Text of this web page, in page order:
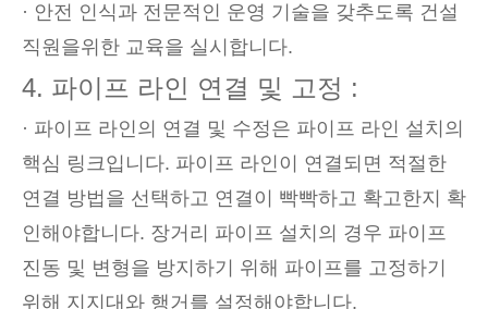
· 안전 인식과 전문적인 운영 기술을 갖추도록 건설
직원을위한 교육을 실시합니다.
4. 파이프 라인 연결 및 고정 :
· 파이프 라인의 연결 및 수정은 파이프 라인 설치의
핵심 링크입니다. 파이프 라인이 연결되면 적절한
연결 방법을 선택하고 연결이 빡빡하고 확고한지 확
인해야합니다. 장거리 파이프 설치의 경우 파이프
진동 및 변형을 방지하기 위해 파이프를 고정하기
위해 지지대와 행거를 설정해야합니다.